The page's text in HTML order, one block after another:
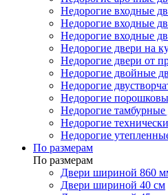
Недорогие входные
Недорогие входные
Недорогие входные
Недорогие двери на
Недорогие двери от
Недорогие двойные
Недорогие
Недорогие
Недорогие тамбурные
Недорогие
Недорогие
По размерам
По размерам
Двери шириной 860
Двери шириной 40 см